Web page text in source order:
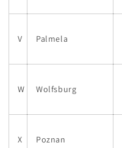
V Palmela
W Wolfsburg
X Poznan